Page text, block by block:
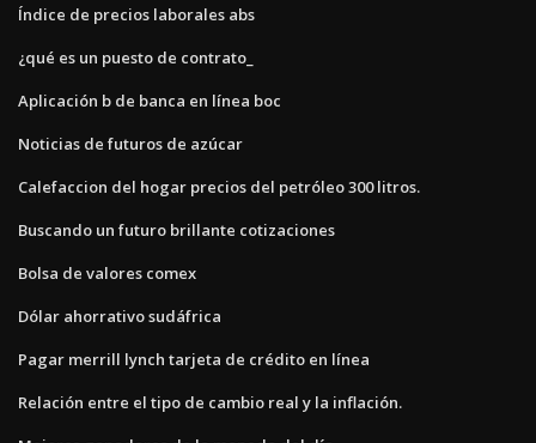
Índice de precios laborales abs
¿qué es un puesto de contrato_
Aplicación b de banca en línea boc
Noticias de futuros de azúcar
Calefaccion del hogar precios del petróleo 300 litros.
Buscando un futuro brillante cotizaciones
Bolsa de valores comex
Dólar ahorrativo sudáfrica
Pagar merrill lynch tarjeta de crédito en línea
Relación entre el tipo de cambio real y la inflación.